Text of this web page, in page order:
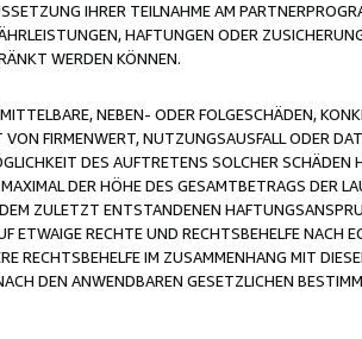
IHRER TEILNAHME AM
HAFTUNGEN ODER
WERDEN KÖNNEN.
NEBEN- ODER FOLGESCHÄDEN,
FIRMENWERT, NUTZUNGSAUSFALL ODER
DES AUFTRETENS SOLCHER SCHÄDEN
DER HÖHE DES GESAMTBETRAGS DER
ZULETZT ENTSTANDENEN
ETWAIGE RECHTE UND RECHTSBEHELFE NACH
RECHTSBEHELFE IM ZUSAMMENHANG MIT
DEN ANWENDBAREN GESETZLICHEN